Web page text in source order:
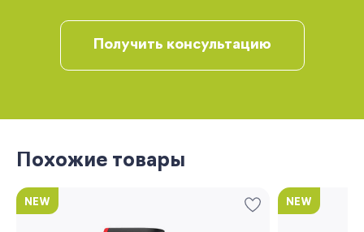
Получить консультацию
Похожие товары
NEW NEW
Забыли свой пароль?
заказов и получать индивидуальные